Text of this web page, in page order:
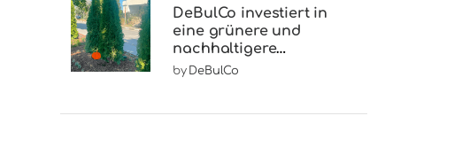
DeBulCo investiert in
eine grünere und
nachhaltigere
Gemeinschaft
by DeBulCo